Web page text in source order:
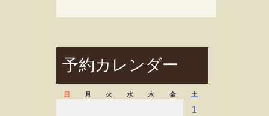
予約カレンダー
日 月 火 水 木 金 土
1